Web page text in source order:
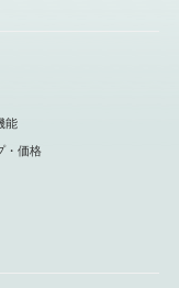
能
・価格